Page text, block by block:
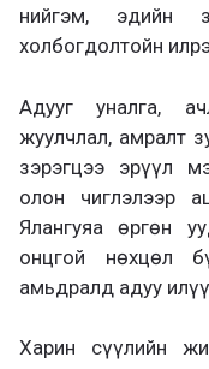
нийгэм, эдийн
холбогдолтойн
Адууг уналга,
жуулчлал, амралт
зэрэгцээ эрүүл
олон чиглэлээр
Ялангуяа өргөн
онцгой нөхцөл
амьдралд адуу
Харин сүүлийн